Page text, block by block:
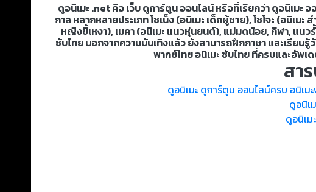
ดูอนิเมะ .net คือ เว็บ ดูการ์ตูน ออนไลน์ หรือที่เรียกว่า ดูอนิเม
กาล หลากหลายประเภท โชเน็ง (อนิเมะ เด็กผู้ชาย), โชโจะ (อนิเม
หญิงขี้เหงา), เมคา (อนิเมะ แนวหุ่นยนต์), แม่มดน้อย, กีฬา, แนว
ซับไทย นอกจากความบันเทิงแล้ว ยังสามารถฝึกภาษา และเรียน
พากย์ไทย อนิเมะ ซับไทย ที่ครบและอัพ
สา
ดูอนิเมะ ดูการ์ตูน ออนไลน์ครบ อนิเ
ดูอนิเ
ดูอนิเม